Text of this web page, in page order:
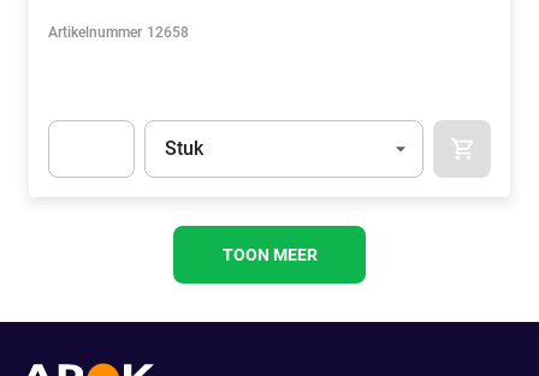
Artikelnummer 12658
Eenheid
Stuk
TOON MEER